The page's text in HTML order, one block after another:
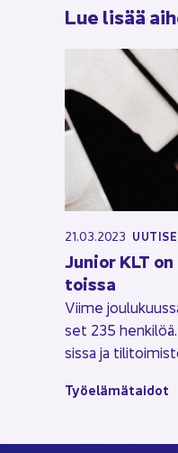
Lue lisää
21.03.2023
Ju­nior KLT
tois­sa
Viime
set 235
sis­sa ja
Työ­elä­mä­tai­dot